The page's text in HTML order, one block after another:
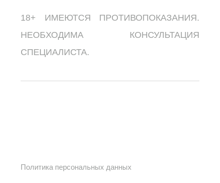
18+ ИМЕЮТСЯ ПРОТИВОПОКАЗАНИЯ.
НЕОБХОДИМА КОНСУЛЬТАЦИЯ
СПЕЦИАЛИСТА.
Политика персональных данных